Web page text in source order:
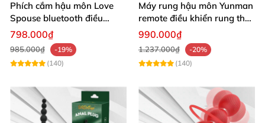
Phích cắm hậu môn Love
Spouse bluetooth điều
khiển từ xa kích thích tiện
798.000₫
985.000₫
-19%
(140)
Máy rung hậu môn Yunman
remote điều khiển rung thụt
êm ái
990.000₫
1.237.000₫
-20%
(140)